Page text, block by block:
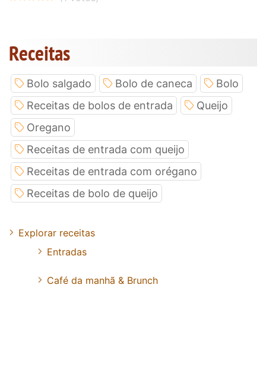
Receitas
Bolo salgado Bolo de caneca
Bolo
Receitas de bolos de entrada
Queijo
Oregano
Receitas de entrada com queijo
Receitas de entrada com orégano
Receitas de bolo de queijo
Explorar receitas
Entradas
Café da manhã & Brunch